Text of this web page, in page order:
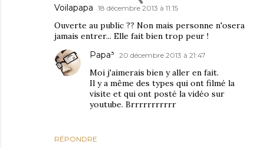
Voilapapa 18 décembre 2013 à 11:15
Ouverte au public ?? Non mais personne n'osera
jamais entrer... Elle fait bien trop peur !
RÉPONDRE
Papa³ 20 décembre 2013 à 21:47
Moi j'aimerais bien y aller en fait.
Il y a même des types qui ont filmé la
visite et qui ont posté la vidéo sur
youtube. Brrrrrrrrrrr